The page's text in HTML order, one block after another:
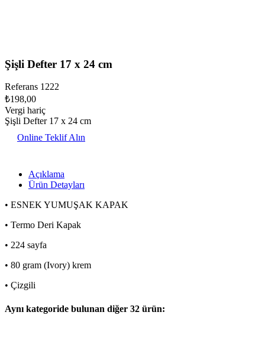
Şişli Defter 17 x 24 cm
Referans 1222
₺198,00
Vergi hariç
Şişli Defter 17 x 24 cm
Online Teklif Alın
Açıklama
Ürün Detayları
• ESNEK YUMUŞAK KAPAK
• Termo Deri Kapak
• 224 sayfa
• 80 gram (Ivory) krem
• Çizgili
Aynı kategoride bulunan diğer 32 ürün: